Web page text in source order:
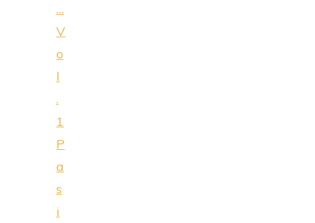
…
V
o
l
.
1
P
a
s
i